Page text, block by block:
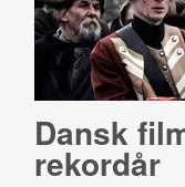
Dansk
rekordår